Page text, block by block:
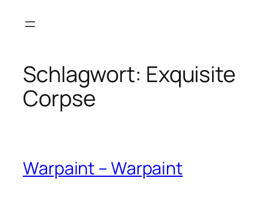
Inhalt
Schlagwort: Exquisite
Corpse
Warpaint – Warpaint